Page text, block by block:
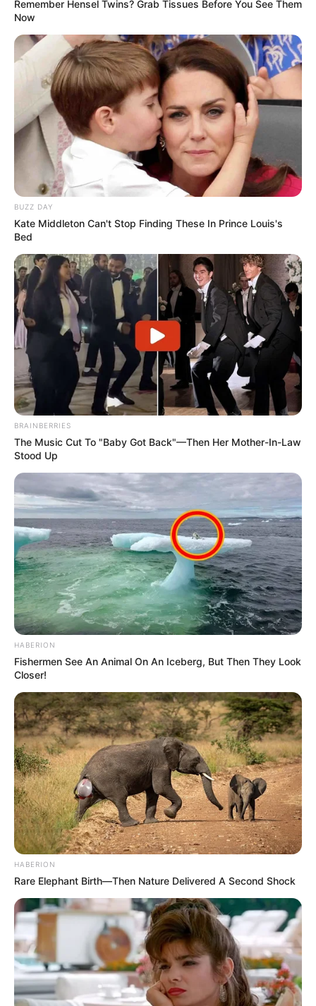
ΝΙΚΟΛΑΟΣ ΑΝΑΞΙΜΑΝΔΡΟΣ
ΣΤΗΡΙΞΤΕ ΤΗΝ ΠΡΟΣΠΑΘΕΙΑ ΜΑΣ.. ΜΗΝ
ΑΦΗΣΕΤΕ ΝΑ ΚΛΕΙΣΕΙ ΑΥΤΟ ΤΟ ΙΣΤΟΛΟΓΙΟ…
ΒΟΗΘΕΙΣΤΕ ΜΑΣ ΚΑΝΟΝΤΑΣ ΜΙΑ
ΔΩΡΕΑ
ΠΑΤΗΣΤΕ ΤΟ ΚΟΥΜΠΙ “DONATE”
ΠΑΡΑΚΑΤΩ(απλά εδώ να τονίσω ότι για να
προχωρήσει η διαδικασία με το DONATE, ΔΕΝ
πρέπει να τσεκάρετε το κουτί που σας ζητάει να
ΘΕΛΕΤΕ ΝΑ ΔΩΣΕΤΕ ΣΤΟΙΧΕΙΑ ΤΗΣ ΚΑΡΤΑΣ
ΣΑΣ ΣΤΟ ΔΙΑΔΙΚΤΥΟ, Η ΑΠΛΑ ΔΕΝ ΤΑ
ΚΑΤΑΦΕΡΝΕΤΕ ΜΕ ΑΥΤΑ, ΜΠΟΡΕΙΤΕ ΝΑ ΜΟΥ
ΚΑΤΑΘΕΣΕΤΕ ΣΕ ΛΟΓΑΡΙΑΣΜΟ ΣΤΗΝ ΕΘΝΙΚΗ
ΜΕ IBAN GR9501104880000048834149733
(ΣΤΟ ΟΝΟΜΑ ΕΥΤΥΧΙΑ ΝΙΚΑ) ΓΡΑΦΟΝΤΑΣ ΩΣ
ΔΙΚΑΙΟΛΟΓΙΑ “ΔΩΡΕΑ” ΚΑΙ ΑΝ ΘΕΛΕΤΕ ΚΑΙ ΤΟ
ΟΝΟΜΑ ΣΑΣ ΓΙΑ ΝΑ ΜΠΟΡΩ ΝΑ ΞΕΡΩ ΠΟΙΟΙ ΜΕ
ΒΟΗΘΑΤΕ
ΥΠΟΣΤΗΡΙΞΤΕ ΤΟΝ ΑΓΩΝΑ ΜΑΣ
Επισκεφτείτετο κανάλι μου στο youtubeαν
ψάχνετε πραγματικά να βρείτε την αλήθεια… Η
Ενημέρωση που δεν θα ακούσετε ποτέ από τα
κυρίαρχα ΜΜΕ… Υποστηρίξτε αυτόν τον αγώνα με
την εγγραφή, τα κόσμια σχόλια και τα λάικ σας…
YOUTUBE ΕΓΓΡΑΦΕΊΤΕ
EMAIL ΑΚΟΛΟΥΘΉΣΤΕ
Remember Hensel Twins? Grab Tissues Before You See Them
Now
BUZZ DAY
Kate Middleton Can't Stop Finding These In Prince Louis's
Bed
BRAINBERRIES
The Music Cut To "Baby Got Back"—Then Her Mother-In-Law
Stood Up
HABERION
Fishermen See An Animal On An Iceberg, But Then They Look
Closer!
HABERION
Rare Elephant Birth—Then Nature Delivered A Second Shock